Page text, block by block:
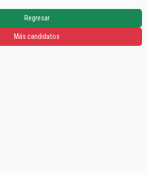
Regresar
Más candidatos